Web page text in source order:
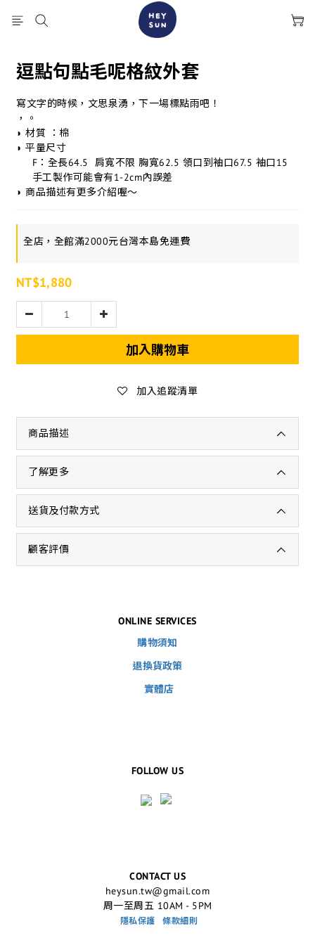
逗點句點毛呢格紋外套
寫文字的時候，文思泉湧，下一場標點雨吧！
，。
◗ 材質 ：棉
◗ 平量尺寸
     F：全長64.5  肩寬不限 胸寬62.5 領口到袖口67.5 袖口15
     手工製作可能會有1-2cm內誤差
◗ 商品描述有更多介紹喔～
全店，全館滿2000元台灣本島免運費
NT$1,880
加入購物車
加入追蹤清單
商品描述
了解更多
送貨及付款方式
顧客評價
ONLINE SERVICES
購物須知
退換貨政策
實體店
FOLLOW US
CONTACT US
heysun.tw@gmail.com
周一至周五 10AM - 5PM
隱私保護 條款細則